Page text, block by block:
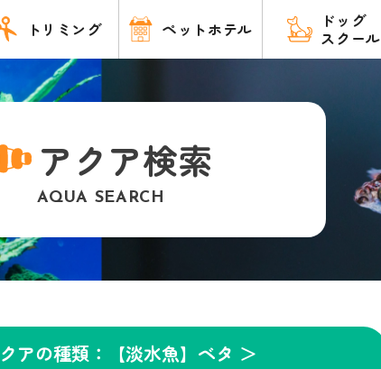
トリミング ペットホテル
ドッグ
スクール
アクア検索
AQUA SEARCH
アの種類：【淡水魚】ベタ ＞